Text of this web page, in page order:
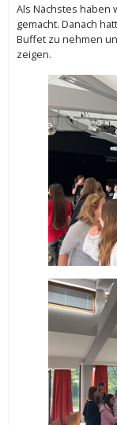
Als Nächstes haben
gemacht. Danach
Buffet zu nehmen
zeigen.